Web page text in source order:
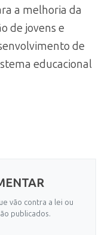
a melhoria da
de jovens e
de
educacional
vão contra a lei ou
publicados.